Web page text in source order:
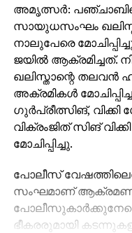
അമൃത്സര്‍:
സായുധസംഘം
നാലുപേരെ
ജയില്‍ ആക്രമിച്ചത്.
ഖലിസ്താന്റെ തലവന്‍
അക്രമികള്‍
ഗുര്‍പ്രീത്സിങ്, വിക്കി
വിക്രംജിത് സിങ്
മോചിപ്പിച്ചു.
പോലീസ്
സംഘമാണ്
ഭീകരരുമായി